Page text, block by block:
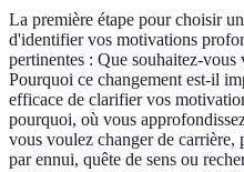
La première étape pour choisir
d'identifier vos motivations
pertinentes : Que souhaitez-
Pourquoi ce changement est-il
efficace de clarifier vos
pourquoi, où vous
vous voulez changer de
par ennui, quête de sens ou